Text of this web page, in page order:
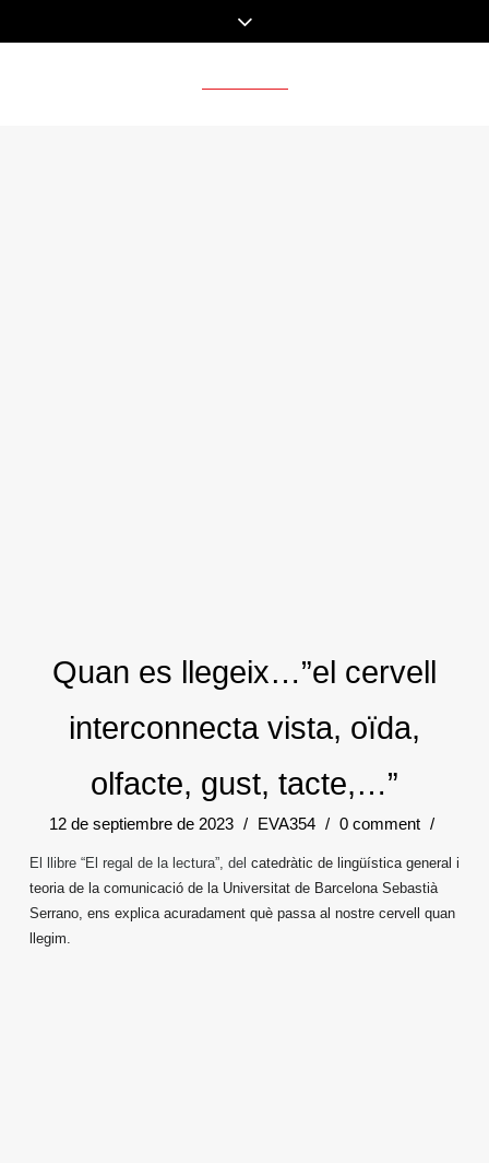
Quan es llegeix…”el cervell
interconnecta vista, oïda,
olfacte, gust, tacte,…”
12 de septiembre de 2023 / EVA354 / 0 comment /
El llibre “El regal de la lectura”, del catedràtic de lingüística general i
teoria de la comunicació de la Universitat de Barcelona Sebastià
Serrano, ens explica acuradament què passa al nostre cervell quan
llegim.